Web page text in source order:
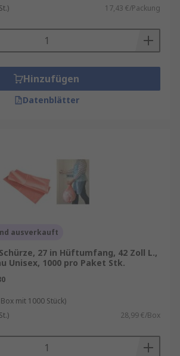
17,43 €/Packung
Hinzufügen
Datenblätter
ausverkauft
Schürze, 27 in Hüftumfang, 42 Zoll L.,
Unisex, 1000 pro Paket Stk.
mit 1000 Stück)
28,99 €/Box